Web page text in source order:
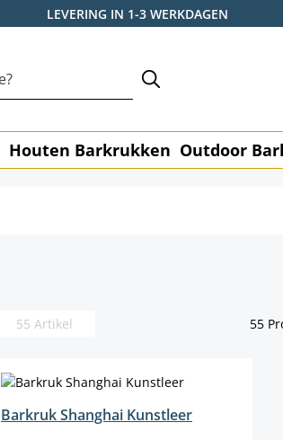
LEVERING IN 1-3 WERKDAGEN
Houten Barkrukken Outdoor
55 Artikel 55
Barkruk Shanghai Kunstleer